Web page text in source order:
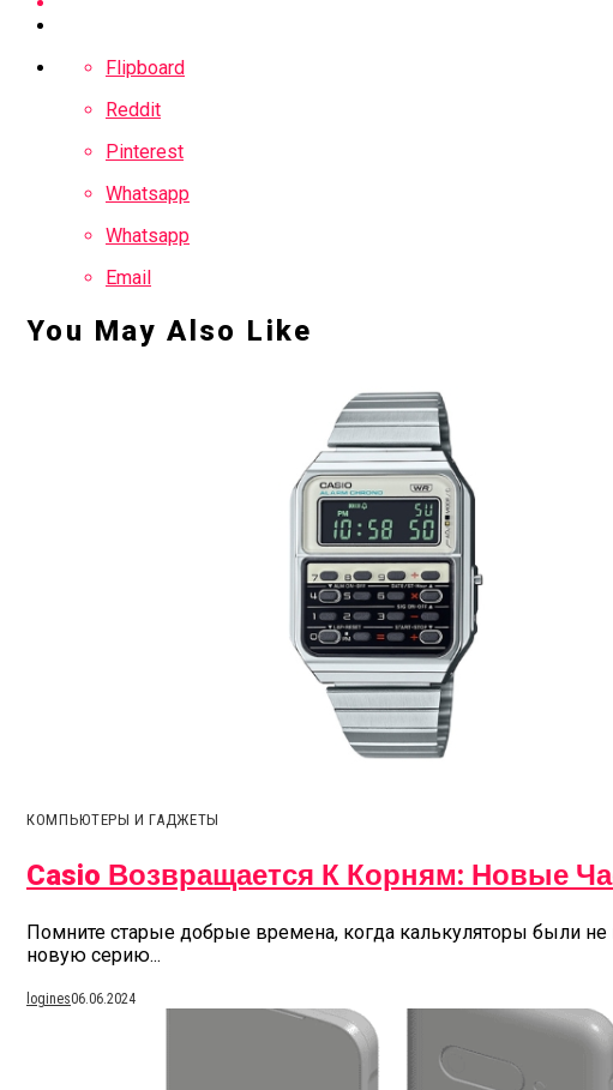
Flipboard
Reddit
Pinterest
Whatsapp
Whatsapp
Email
You May Also Like
КОМПЬЮТЕРЫ И ГАДЖЕТЫ
Casio Возвращается К Корням: Новые
Помните старые добрые времена, когда калькуляторы были
новую серию...
logines06.06.2024